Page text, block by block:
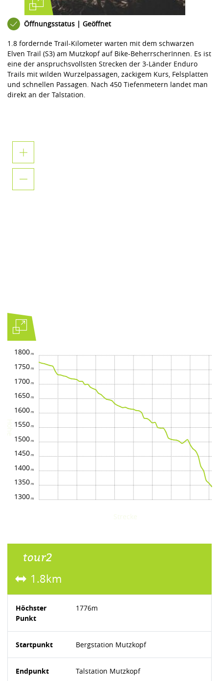
Öffnungsstatus | Geöffnet
1.8 fordernde Trail-Kilometer warten mit dem schwarzen
Elven Trail (S3) am Mutzkopf auf Bike-BeherrscherInnen. Es ist
eine der anspruchsvollsten Strecken der 3-Länder Enduro
Trails mit wilden Wurzelpassagen, zackigem Kurs, Felsplatten
und schnellen Passagen. Nach 450 Tiefenmetern landet man
direkt an der Talstation.
1300
1350
1400
1450
1500
1550
1600
1650
1700
1750
1800
tour2
1.8km
Höchster
Punkt
1776m
Startpunkt Bergstation Mutzkopf
Endpunkt Talstation Mutzkopf